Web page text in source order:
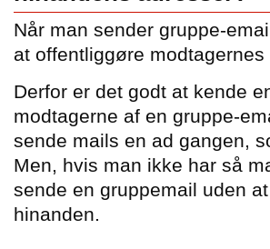
Når man sender gruppe-
at offentliggøre modtagernes
Derfor er det godt at kende
modtagerne af en gruppe-
sende mails en ad gangen,
Men, hvis man ikke har så
sende en gruppemail uden
hinanden.